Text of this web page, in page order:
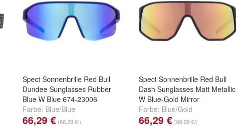
Spect Sonnenbrille Red Bull
Dundee Sunglasses Rubber
Blue W Blue 674-23006
Farbe: Blue/Blue
66,29 € (66,29 €/)
Spect Sonnenbrille Red Bull
Dash Sunglasses Matt Metallic
W Blue-Gold Mirror
Farbe: Blue/Gold
66,29 € (66,29 €/)